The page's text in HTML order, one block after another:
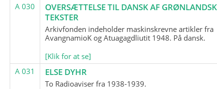
A 030
OVERSÆTTELSE TIL DANSK AF
TEKSTER
Arkivfonden indeholder maskinskrevne artikler fra
AvangnamioK og Atuagagdliutit 1948. På dansk.
[Klik for at se]
A 031
ELSE DYHR
To Radioaviser fra 1938-1939.